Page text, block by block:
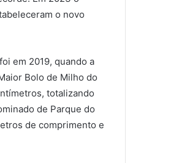
o novo
em 2019, quando a
Bolo de Milho do
totalizando
de Parque do
de comprimento e